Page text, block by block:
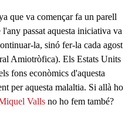
que va començar fa un parell
passat aquesta iniciativa va
la, sinó fer-la cada agost
Amiotròfica). Els Estats Units
fons econòmics d'aquesta
per aquesta malaltia. Si allà ho
Vallsno ho fem també?